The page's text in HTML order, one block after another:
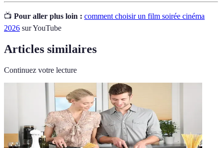
📺 Pour aller plus loin : comment choisir un film soirée cinéma
2026 sur YouTube
Articles similaires
Continuez votre lecture